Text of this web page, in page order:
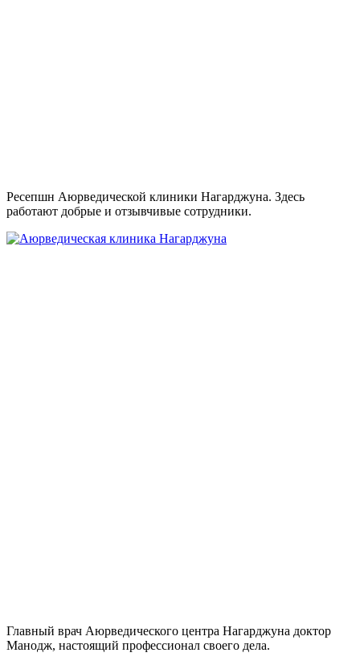
Ресепшн Аюрведической клиники Нагарджуна. Здесь
работают добрые и отзывчивые сотрудники.
Главный врач Аюрведического центра Нагарджуна доктор
Манодж, настоящий профессионал своего дела.